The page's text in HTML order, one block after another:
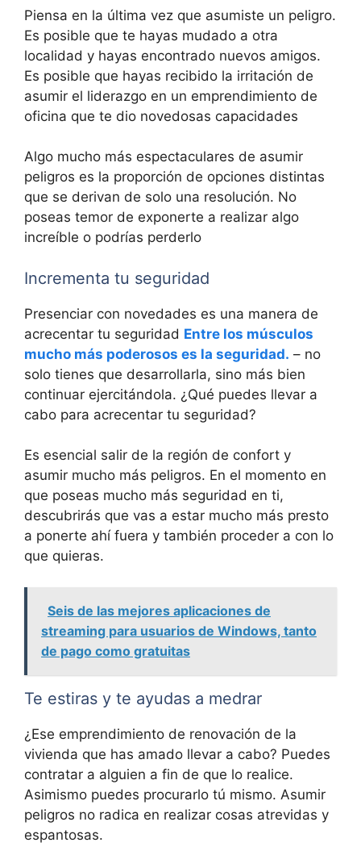
Piensa en la última vez que asumiste un peligro.
Es posible que te hayas mudado a otra
localidad y hayas encontrado nuevos amigos.
Es posible que hayas recibido la irritación de
asumir el liderazgo en un emprendimiento de
oficina que te dio novedosas capacidades
Algo mucho más espectaculares de asumir
peligros es la proporción de opciones distintas
que se derivan de solo una resolución. No
poseas temor de exponerte a realizar algo
increíble o podrías perderlo
Incrementa tu seguridad
Presenciar con novedades es una manera de
acrecentar tu seguridad Entre los músculos
mucho más poderosos es la seguridad. – no
solo tienes que desarrollarla, sino más bien
continuar ejercitándola. ¿Qué puedes llevar a
cabo para acrecentar tu seguridad?
Es esencial salir de la región de confort y
asumir mucho más peligros. En el momento en
que poseas mucho más seguridad en ti,
descubrirás que vas a estar mucho más presto
a ponerte ahí fuera y también proceder a con lo
que quieras.
Seis de las mejores aplicaciones de
streaming para usuarios de Windows, tanto
de pago como gratuitas
Te estiras y te ayudas a medrar
¿Ese emprendimiento de renovación de la
vivienda que has amado llevar a cabo? Puedes
contratar a alguien a fin de que lo realice.
Asimismo puedes procurarlo tú mismo. Asumir
peligros no radica en realizar cosas atrevidas y
espantosas.